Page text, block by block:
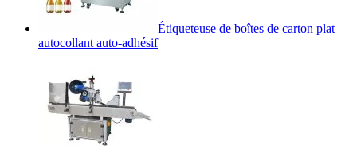
Étiqueteuse de boîtes de carton plat
autocollant auto-adhésif